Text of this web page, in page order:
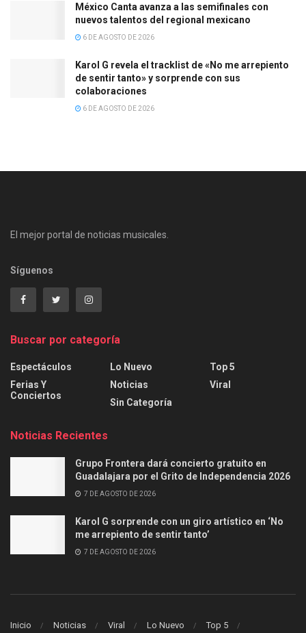
México Canta avanza a las semifinales con
nuevos talentos del regional mexicano
6 DE AGOSTO DE 2026
Karol G revela el tracklist de «No me arrepiento
de sentir tanto» y sorprende con sus
colaboraciones
6 DE AGOSTO DE 2026
El mejor portal de noticias musicales.
Síguenos
Buscar por categoría
Espectáculos
Ferias Y
Conciertos
Lo Nuevo
Noticias
Sin Categoría
Top 5
Viral
Noticias Recientes
Grupo Frontera dará concierto gratuito en
Guadalajara por el Grito de Independencia 2026
7 DE AGOSTO DE 2026
Karol G sorprende con un giro artístico en ‘No
me arrepiento de sentir tanto’
7 DE AGOSTO DE 2026
Inicio Noticias Viral Lo Nuevo Top 5